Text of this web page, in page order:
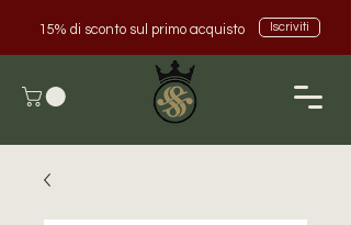
15% di sconto sul primo acquisto Iscriviti